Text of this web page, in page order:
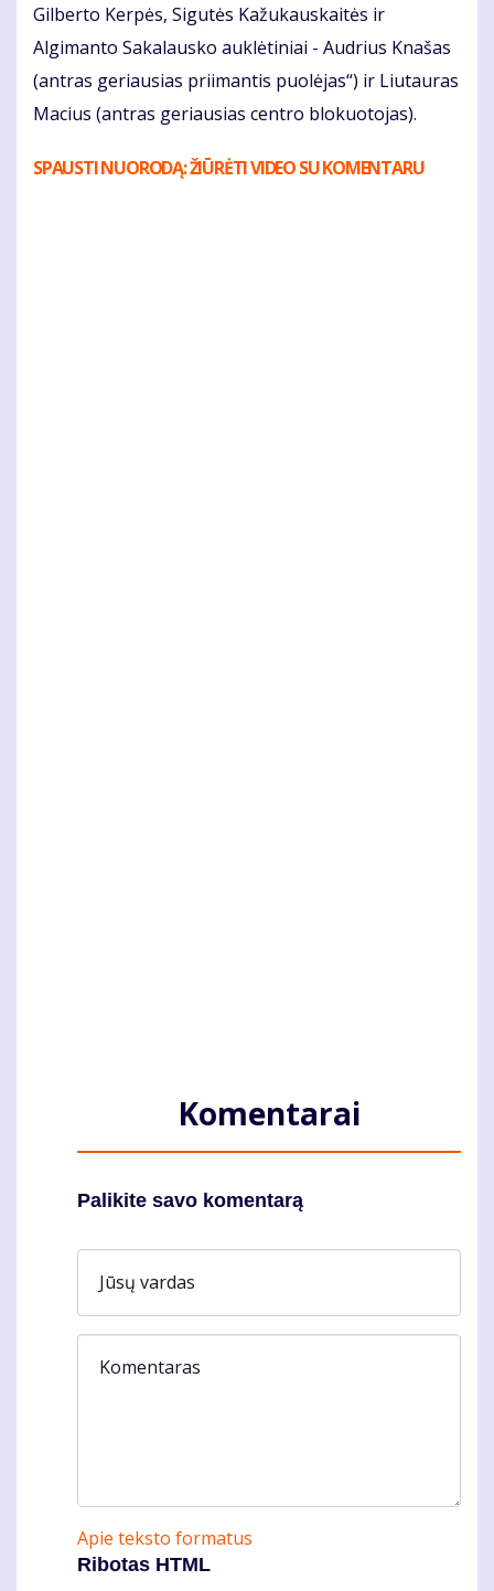
Gilberto Kerpės, Sigutės Kažukauskaitės ir
Algimanto Sakalausko auklėtiniai - Audrius Knašas
(antras geriausias priimantis puolėjas“) ir Liutauras
Macius (antras geriausias centro blokuotojas).
SPAUSTI NUORODĄ: ŽIŪRĖTI VIDEO SU KOMENTARU
Komentarai
Palikite savo komentarą
Jūsų vardas
Komentaras
Apie teksto formatus
Ribotas HTML